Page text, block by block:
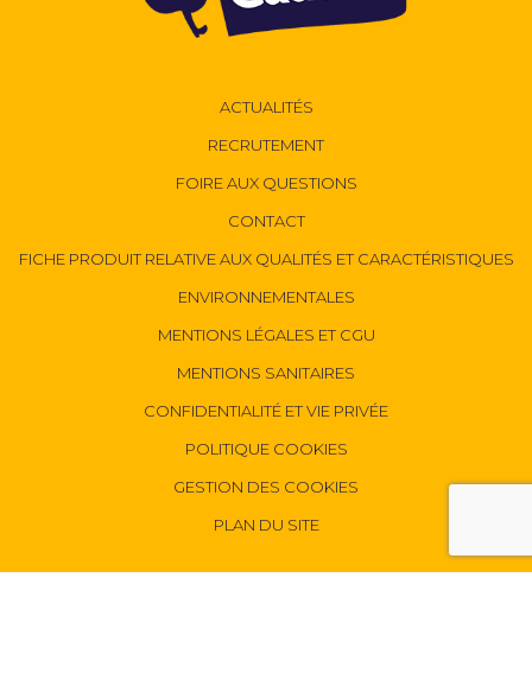
ACTUALITÉS
RECRUTEMENT
FOIRE AUX QUESTIONS
CONTACT
FICHE PRODUIT RELATIVE AUX QUALITÉS ET CARACTÉRISTIQUES
ENVIRONNEMENTALES
MENTIONS LÉGALES ET CGU
MENTIONS SANITAIRES
CONFIDENTIALITÉ ET VIE PRIVÉE
POLITIQUE COOKIES
GESTION DES COOKIES
PLAN DU SITE